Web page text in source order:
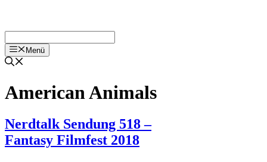
Menü
American Animals
Nerdtalk Sendung 518 –
Fantasy Filmfest 2018